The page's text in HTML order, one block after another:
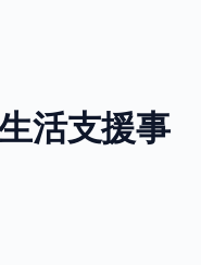
活支援事